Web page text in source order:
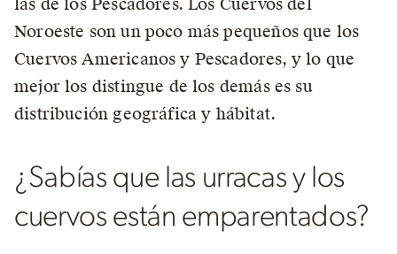
Noroeste son un poco más pequeños que los
Cuervos Americanos y Pescadores, y lo que
mejor los distingue de los demás es su
distribución geográfica y hábitat.
¿Sabías que las urracas y los
cuervos están emparentados?